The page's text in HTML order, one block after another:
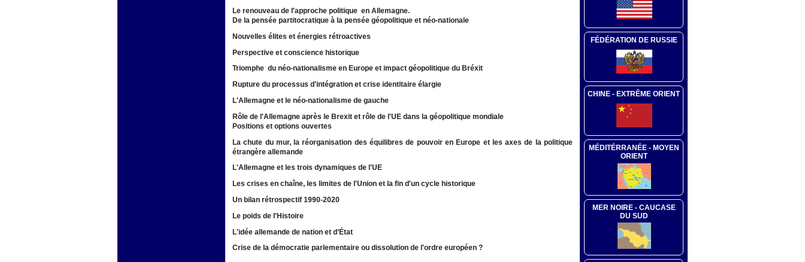
Le renouveau de l'approche politique en Allemagne.
De la pensée partitocratique à la pensée géopolitique et néo-nationale
Nouvelles élites et énergies rétroactives
Perspective et conscience historique
Triomphe du néo-nationalisme en Europe et impact géopolitique du Bréxit
Rupture du processus d'intégration et crise identitaire élargie
L'Allemagne et l e néo-nationalisme de gauche
Rôle de l'Allemagne après le Brexit et rôle de l'UE dans la géopolitique mondiale
Positions et options ouvertes
La chute du mur, la réorganisation des équilibres de pouvoir en Europe et les axes de la politique
étrangère allemande
L'Allemagne et les trois dynamiques de l'UE
Les crises en chaîne, les limites de l'Union et la fin d'un cycle historique
Un bilan rétrospectif 1990-2020
Le poids de l'Histoire
L'idée allemande de nation et d’État
Crise de la démocratie parlementaire ou dissolution de l'ordre européen ?
FÉDÉRATION DE RUSSIE
CHINE - EXTRÊME ORIENT
MÉDITÉRRANÉE - MOYEN
ORIENT
MER NOIRE - CAUCASE
DU SUD